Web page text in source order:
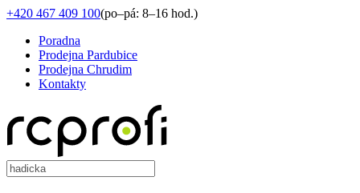
+420 467 409 100(po–pá: 8–16 hod.)
Poradna
Prodejna Pardubice
Prodejna Chrudim
Kontakty